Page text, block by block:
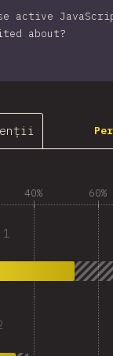
active
about?
40% 60%
1